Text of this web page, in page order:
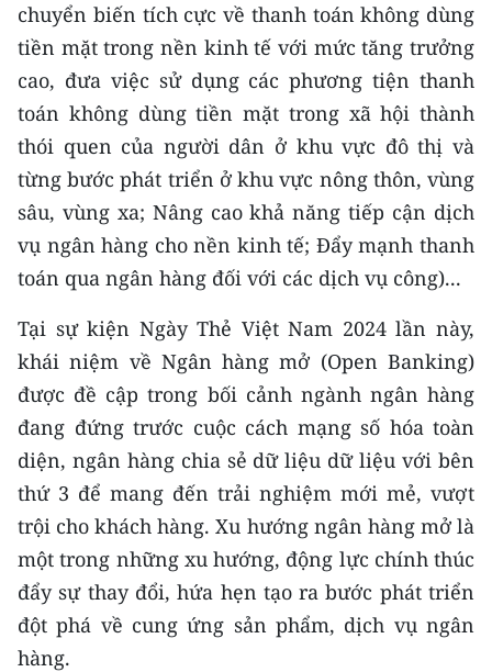
Video
Media Chính trị
Media Kinh tế
Media Văn hóa
Media Xã hội
Media Pháp luật
Media Thế giới
Media Thể thao
Media Giáo dục
Media Y tế
Media Khoa học - Công nghệ
Media Môi trường
Ảnh
chuyển biến tích cực về thanh toán không dùng
tiền mặt trong nền kinh tế với mức tăng trưởng
cao, đưa việc sử dụng các phương tiện thanh
toán không dùng tiền mặt trong xã hội thành
thói quen của người dân ở khu vực đô thị và
từng bước phát triển ở khu vực nông thôn, vùng
sâu, vùng xa; Nâng cao khả năng tiếp cận dịch
vụ ngân hàng cho nền kinh tế; Đẩy mạnh thanh
toán qua ngân hàng đối với các dịch vụ công)...
Tại sự kiện Ngày Thẻ Việt Nam 2024 lần này,
khái niệm về Ngân hàng mở (Open Banking)
được đề cập trong bối cảnh ngành ngân hàng
đang đứng trước cuộc cách mạng số hóa toàn
diện, ngân hàng chia sẻ dữ liệu dữ liệu với bên
thứ 3 để mang đến trải nghiệm mới mẻ, vượt
trội cho khách hàng. Xu hướng ngân hàng mở là
một trong những xu hướng, động lực chính thúc
đẩy sự thay đổi, hứa hẹn tạo ra bước phát triển
đột phá về cung ứng sản phẩm, dịch vụ ngân
hàng.